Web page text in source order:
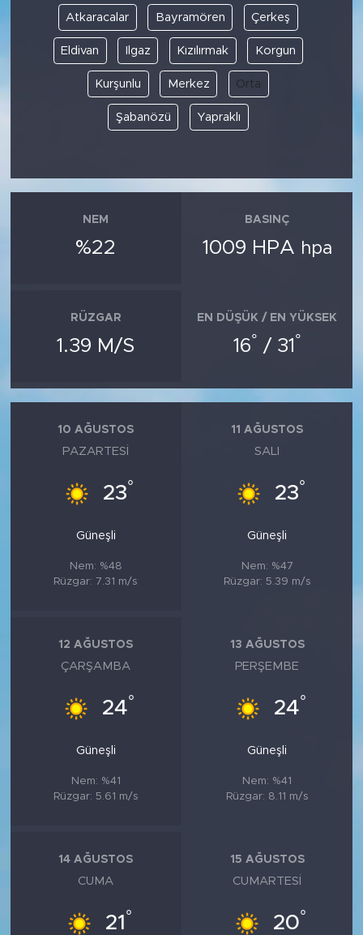
Atkaracalar Bayramören Çerkeş
Eldivan Ilgaz Kızılırmak Korgun
Kurşunlu Merkez Orta
Şabanözü Yapraklı
NEM
%22
BASINÇ
1009 HPA hpa
RÜZGAR
1.39 M/S
EN DÜŞÜK / EN YÜKSEK
16° / 31 °
10 AĞUSTOS
PAZARTESI
23°
Güneşli
Nem: %48
Rüzgar: 7.31 m/s
11 AĞUSTOS
SALI
23°
Güneşli
Nem: %47
Rüzgar: 5.39 m/s
12 AĞUSTOS
ÇARŞAMBA
24°
Güneşli
Nem: %41
Rüzgar: 5.61 m/s
13 AĞUSTOS
PERŞEMBE
24°
Güneşli
Nem: %41
Rüzgar: 8.11 m/s
14 AĞUSTOS
CUMA
21 °
15 AĞUSTOS
CUMARTESI
20°